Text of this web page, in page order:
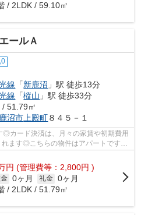
/ 2LDK / 59.10㎡
ールＡ
0
線 「新鹿沼 」駅 徒歩13分
線 「樅山 」駅 徒歩33分
/ 51.79㎡
鹿沼市 上殿町８４５－１
◎カード決済は、月々の家賃や初期費用
ます◎こちらの物件はアパートです◎
物件...
円 (管理費等：2,800円 )
0ヶ月 礼金 0ヶ月
/ 2LDK / 51.79㎡